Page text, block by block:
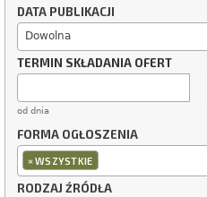
DATA PUBLIKACJI
Dowolna
TERMIN SKŁADANIA OFERT
od dnia
FORMA OGŁOSZENIA
×WSZYSTKIE
RODZAJ ŹRÓDŁA